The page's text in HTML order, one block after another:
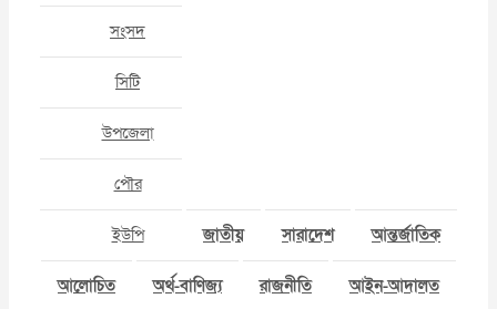
সংসদ
সিটি
উপজেলা
পৌর
ইউপি জাতীয় সারাদেশ আন্তর্জাতিক
আলোচিত অর্থ-বাণিজ্য রাজনীতি আইন-আদালত